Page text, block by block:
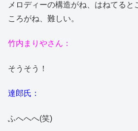
メロディーの構造がね、はねてると
ころがね、難しい。
竹内まりやさん：
そうそう！
達郎氏：
ふへへへ(笑)